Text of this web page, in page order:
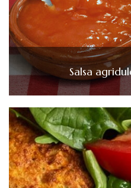
Salsa